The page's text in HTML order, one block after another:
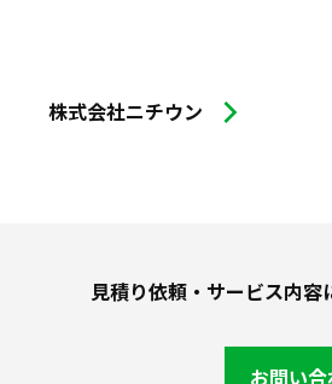
株式会社ニチウン
見積り依頼・サービス内容
お問い